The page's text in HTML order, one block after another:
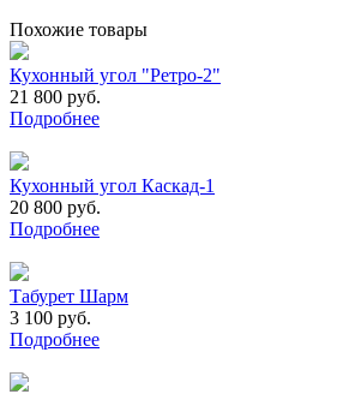
Похожие товары
Кухонный угол "Ретро-2"
21 800 руб.
Подробнее
Кухонный угол Каскад-1
20 800 руб.
Подробнее
Табурет Шарм
3 100 руб.
Подробнее